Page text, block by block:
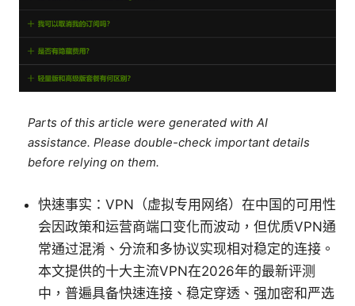
Parts of this article were generated with AI
assistance. Please double-check important details
before relying on them.
快速事实：VPN（虚拟专用网络）在中国的可用性
会因政策和运营商端口变化而波动，但优质VPN通
常通过混淆、分流和多协议实现相对稳定的连接。
本文提供的十大主流VPN在2026年的最新评测
中，普遍具备快速连接、稳定穿透、强加密和严选